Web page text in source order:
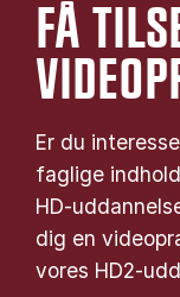
FÅ
Er du
faglige
HD-
dig en
vores HD2-